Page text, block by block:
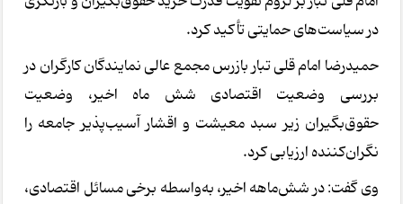
در سیاست‌های حمایتی تأکید کرد.
حمیدرضا امام قلی تبار بازرس مجمع عالی نمایندگان کارگران در
بررسی وضعیت اقتصادی شش ماه اخیر، وضعیت
حقوق‌بگیران زیر سبد معیشت و اقشار آسیب‌پذیر جامعه را
نگران‌کننده ارزیابی کرد.
وی گفت: در شش‌ماهه اخیر، به‌واسطه برخی مسائل اقتصادی،